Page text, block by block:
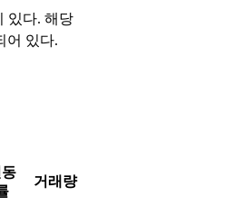
있다. 해당
어 있다.
거래량